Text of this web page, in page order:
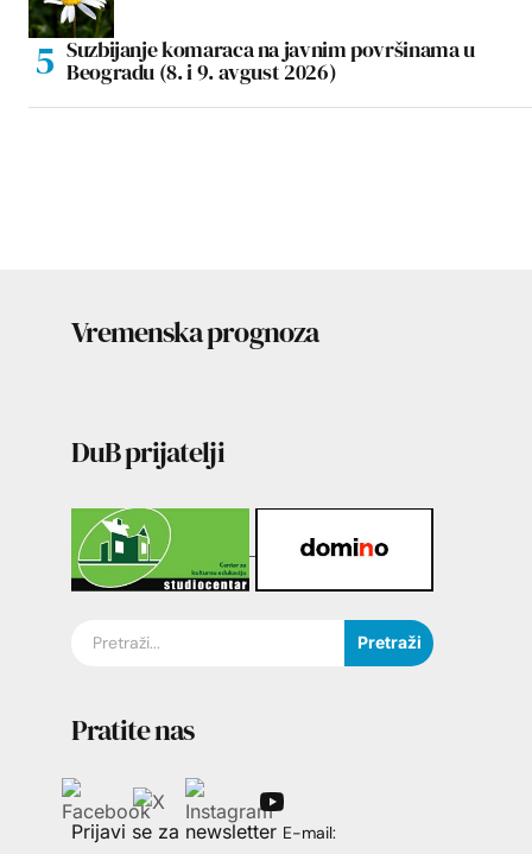
Suzbijanje komaraca na javnim površinama u
Beogradu (8. i 9. avgust 2026)
Vremenska prognoza
DuB prijatelji
Pretraži
Pratite nas
Prijavi se za newsletter E-mail: